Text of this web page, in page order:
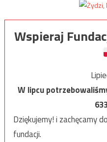
Wspieraj
W lipcu
Dziękujemy! i zachęcamy
fundacji.